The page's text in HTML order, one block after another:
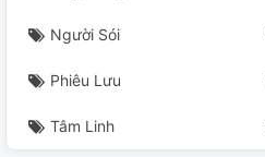
Người Sói
Phiêu Lưu
Tâm Linh